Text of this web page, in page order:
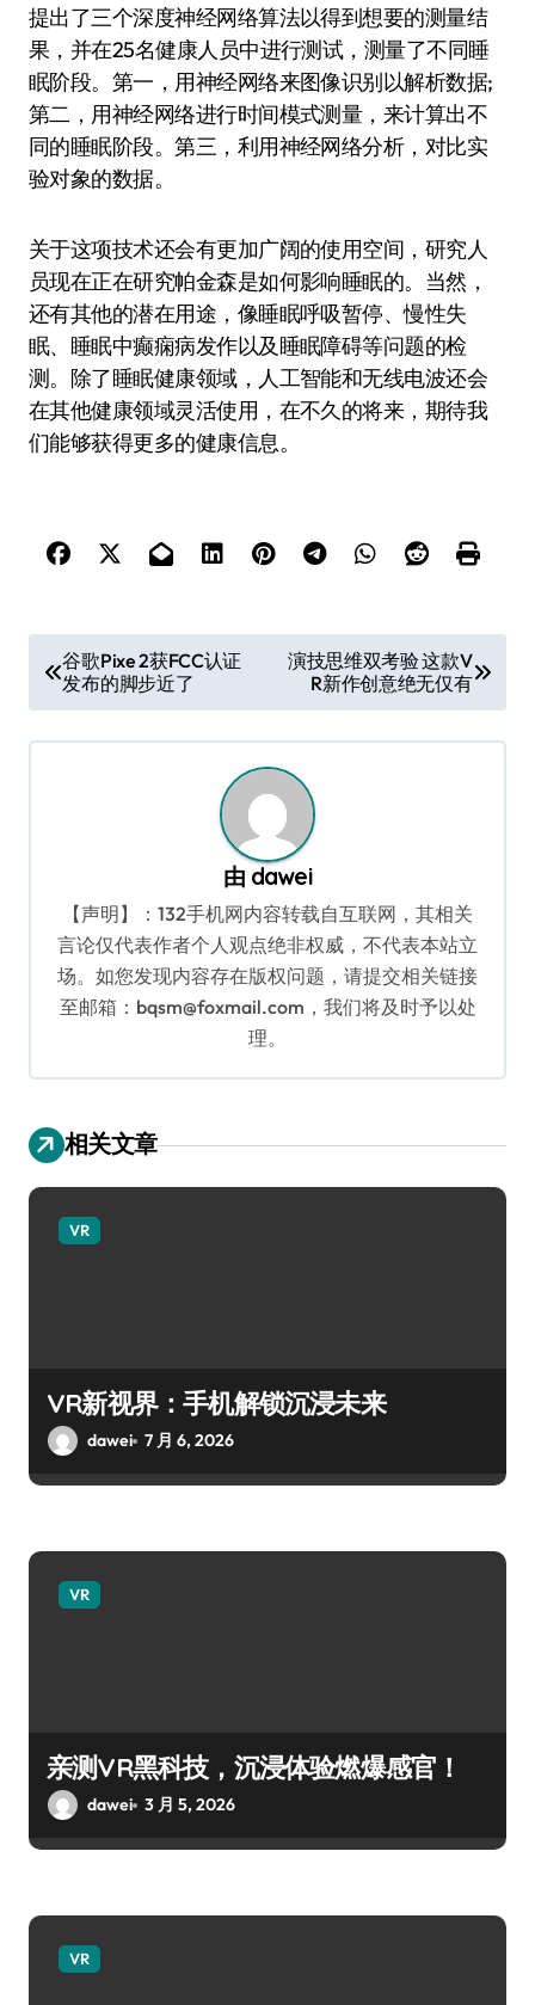
提出了三个深度神经网络算法以得到想要的测量结
果，并在25名健康人员中进行测试，测量了不同睡
眠阶段。第一，用神经网络来图像识别以解析数据;
第二，用神经网络进行时间模式测量，来计算出不
同的睡眠阶段。第三，利用神经网络分析，对比实
验对象的数据。
关于这项技术还会有更加广阔的使用空间，研究人
员现在正在研究帕金森是如何影响睡眠的。当然，
还有其他的潜在用途，像睡眠呼吸暂停、慢性失
眠、睡眠中癫痫病发作以及睡眠障碍等问题的检
测。除了睡眠健康领域，人工智能和无线电波还会
在其他健康领域灵活使用，在不久的将来，期待我
们能够获得更多的健康信息。
章
导
谷歌Pixe 2获FCC认证
发布的脚步近了
演技思维双考验 这款V
R新作创意绝无仅有
由 dawei
【声明】：132手机网内容转载自互联网，其相关
言论仅代表作者个人观点绝非权威，不代表本站立
场。如您发现内容存在版权问题，请提交相关链接
至邮箱：bqsm@foxmail.com，我们将及时予以处
理。
相关文章
VR
VR新视界：手机解锁沉浸未来
dawei 7 月 6, 2026
VR
亲测VR黑科技，沉浸体验燃爆感官！
dawei 3 月 5, 2026
VR